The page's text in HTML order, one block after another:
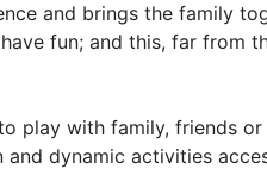
and brings the family
fun; and this, far from
play with family, friends
dynamic activities